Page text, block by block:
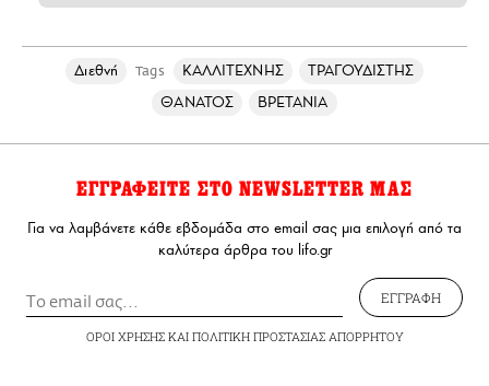
Διεθνή Tags ΚΑΛΛΙΤΕΧΝΗΣ
ΤΡΑΓΟΥΔΙΣΤΗΣ
ΘΑΝΑΤΟΣ
ΒΡΕΤΑΝΙΑ
ΕΓΓΡΑΦΕΙΤΕ ΣΤΟ NEWSLETTER ΜΑΣ
Για να λαμβάνετε κάθε εβδομάδα στο email σας μια επιλογή από τα
καλύτερα άρθρα του lifo.gr
ΕΓΓΡΑΦΗ
ΟΡΟΙ ΧΡΗΣΗΣΚΑΙ ΠΟΛΙΤΙΚΗ ΠΡΟΣΤΑΣΙΑΣ ΑΠΟΡΡΗΤΟΥ